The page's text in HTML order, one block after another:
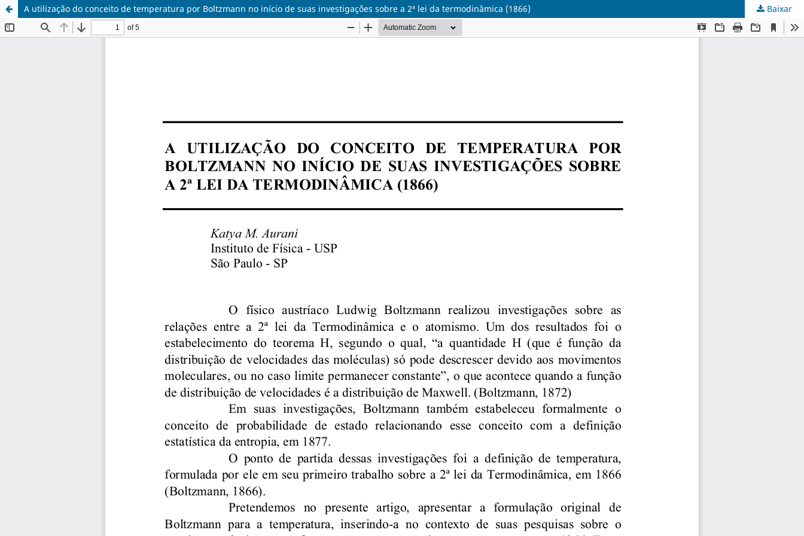
A utilização do conceito de temperatura por Boltzmann no início de suas investigações sobre a 2ª lei da termodinâmica (1866) Baixar